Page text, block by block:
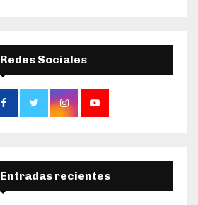
Redes Sociales
Entradas recientes